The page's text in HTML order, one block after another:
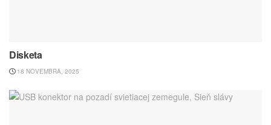
Disketa
18 NOVEMBRA, 2025